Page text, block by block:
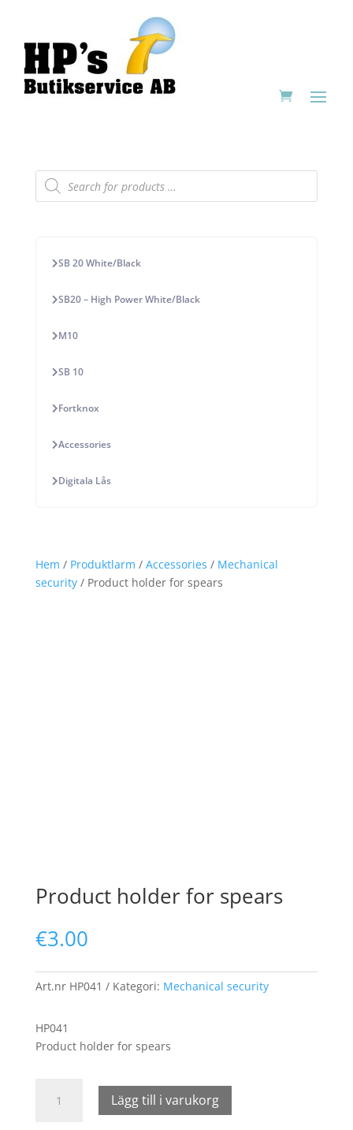
Products
search
SB 20 White/Black
SB20 – High Power White/Black
M10
SB 10
Fortknox
Accessories
Digitala Lås
Hem / Produktlarm / Accessories / Mechanical
security/ Product holder for spears
Product holder for spears
€3.00
Art.nr HP041 Kategori: Mechanical security
HP041
Product holder for spears
holder
Lägg till i varukorg